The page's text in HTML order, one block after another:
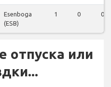
Esenboga
(ESB)
1 0 0
отпуска или